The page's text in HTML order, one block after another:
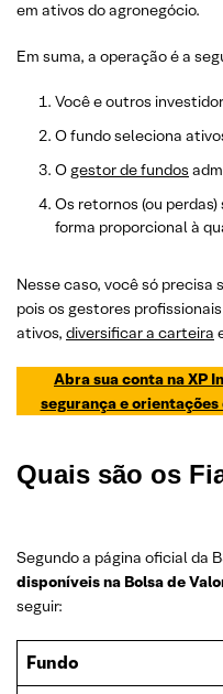
em ativos do agronegócio.
Em suma, a operação é a
Você e outros
O fundo seleciona
O gestor de fundos
Os retornos (ou
forma proporcional à
Nesse caso, você só precisa
pois os gestores
ativos, diversificar a carteira
Abra sua conta na XP
segurança e
Quais são os
Segundo a página oficial da
disponíveis na Bolsa de
seguir:
Fundo